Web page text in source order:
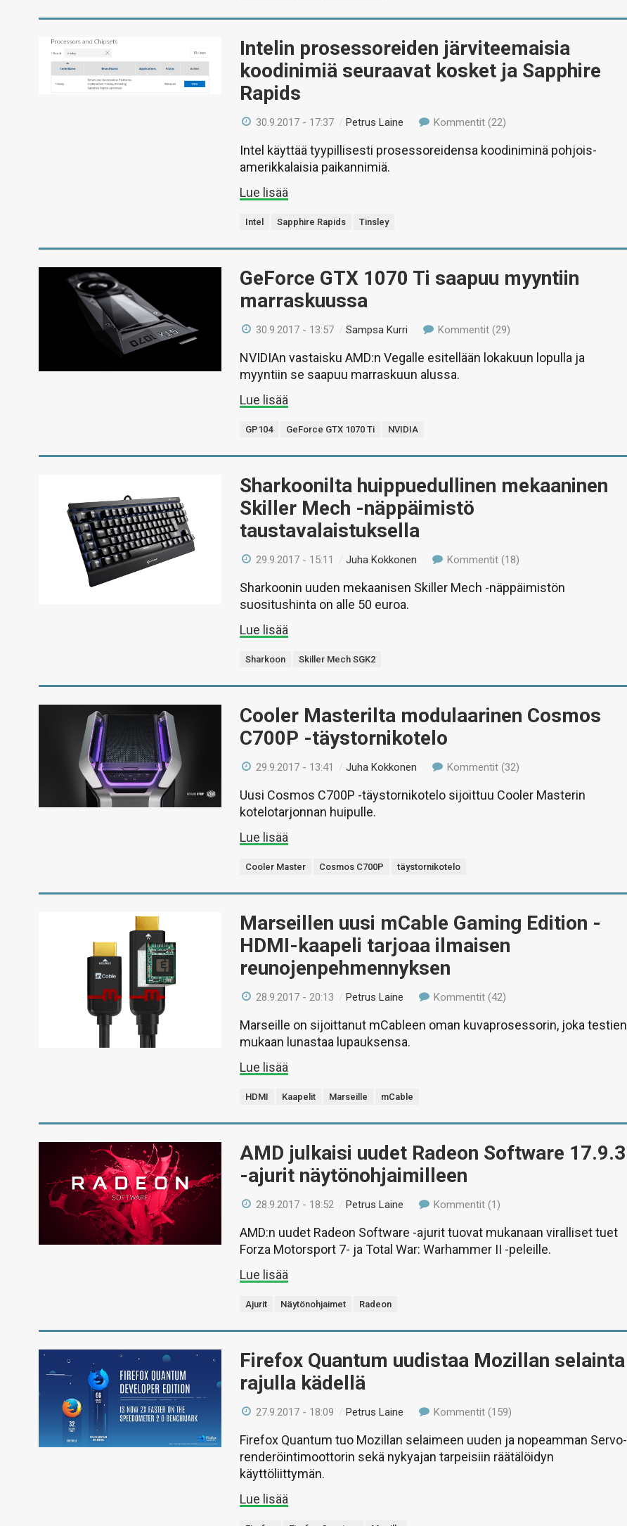
Intelin prosessoreiden järviteemaisia
koodinimiä seuraavat kosket ja Sapphire
Rapids
30.9.2017 - 17:37 /Petrus Laine Kommentit (22)
Intel käyttää tyypillisesti prosessoreidensa koodiniminä pohjois-
amerikkalaisia paikannimiä.
Lue lisää
Intel Sapphire Rapids Tinsley
GeForce GTX 1070 Ti saapuu myyntiin
marraskuussa
30.9.2017 - 13:57 /Sampsa Kurri Kommentit (29)
NVIDIAn vastaisku AMD:n Vegalle esitellään lokakuun lopulla ja
myyntiin se saapuu marraskuun alussa.
Lue lisää
GP104 GeForce GTX 1070 Ti NVIDIA
Sharkoonilta huippuedullinen mekaaninen
Skiller Mech -näppäimistö
taustavalaistuksella
29.9.2017 - 15:11 /Juha Kokkonen Kommentit (18)
Sharkoonin uuden mekaanisen Skiller Mech -näppäimistön
suositushinta on alle 50 euroa.
Lue lisää
Sharkoon Skiller Mech SGK2
Cooler Masterilta modulaarinen Cosmos
C700P -täystornikotelo
29.9.2017 - 13:41 /Juha Kokkonen Kommentit (32)
Uusi Cosmos C700P -täystornikotelo sijoittuu Cooler Masterin
kotelotarjonnan huipulle.
Lue lisää
Cooler Master Cosmos C700P täystornikotelo
Marseillen uusi mCable Gaming Edition -
HDMI-kaapeli tarjoaa ilmaisen
reunojenpehmennyksen
28.9.2017 - 20:13 /Petrus Laine Kommentit (42)
Marseille on sijoittanut mCableen oman kuvaprosessorin, joka testien
mukaan lunastaa lupauksensa.
Lue lisää
HDMI Kaapelit Marseille mCable
AMD julkaisi uudet Radeon Software 17.9.3
-ajurit näytönohjaimilleen
28.9.2017 - 18:52 /Petrus Laine Kommentit (1)
AMD:n uudet Radeon Software -ajurit tuovat mukanaan viralliset tuet
Forza Motorsport 7- ja Total War: Warhammer II -peleille.
Lue lisää
Ajurit Näytönohjaimet Radeon
Firefox Quantum uudistaa Mozillan selainta
rajulla kädellä
27.9.2017 - 18:09 /Petrus Laine Kommentit (159)
Firefox Quantum tuo Mozillan selaimeen uuden ja nopeamman Servo-
renderöintimoottorin sekä nykyajan tarpeisiin räätälöidyn
käyttöliittymän.
Lue lisää